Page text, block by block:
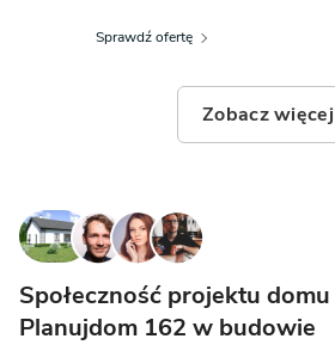
Sprawdź ofertę
Zobacz więcej
Społeczność projektu domu
Planujdom 162 w budowie